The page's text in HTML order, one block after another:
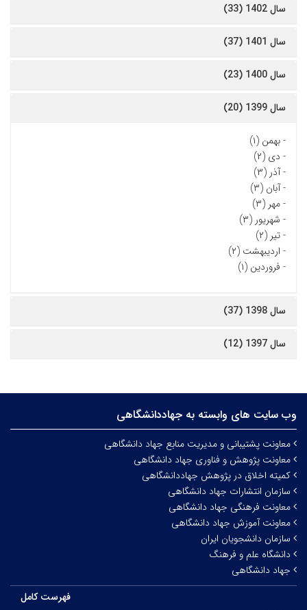
سال 1402 (33)
سال 1401 (37)
سال 1400 (23)
سال 1399 (20)
-بهمن (۱)
- دی (۲)
-آذر (۳)
-آبان (۳)
-مهر (۳)
- شهریور (۳)
-تیر (۲)
- اردیبهشت (۲)
- فروردین (۱)
سال 1398 (37)
سال 1397 (12)
وب سایت های وابسته به جهاددانشگاهی
معاونت پشتیبانی و مدیریت منابع جهاد دانشگاهی
معاونت پژوهش و فناوری جهاد دانشگاهی
کمیته اخلاق در پژوهش جهاددانشگاهی
سازمان انتشارات جهاد دانشگاهی
معاونت فرهنگی جهاد دانشگاهی
معاونت آموزش جهاد دانشگاهی
سازمان دانشجویان ایران
دانشگاه علم و فرهنگ
جهاد دانشگاهی
فهرست کامل